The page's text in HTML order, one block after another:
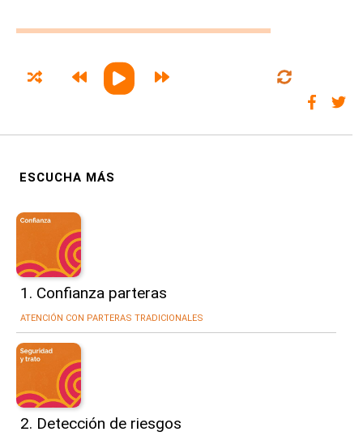
1. Confianza parteras
ATENCIÓN CON PARTERAS TRADICIONALES
2. Detección de riesgos